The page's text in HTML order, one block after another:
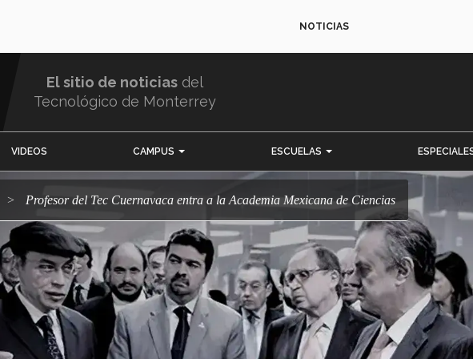
NOTICIAS
El sitio de noticias del
Tecnológico de Monterrey
VIDEOS CAMPUS ESCUELAS
Profesor del Tec Cuernavaca entra a la Academia Mexicana de Ciencias